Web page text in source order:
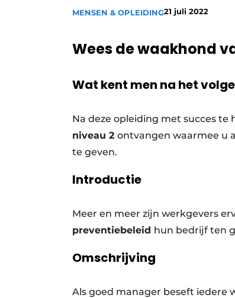
Vacatures
MENSEN & OPLEIDING21 juli 2022
Wees de waakhond
Wat kent men na het
Na deze opleiding met succes te
niveau 2 ontvangen waarmee u
te geven.
Introductie
Meer en meer zijn werkgevers
preventiebeleid hun bedrijf ten
Omschrijving
Als goed manager beseft iedere